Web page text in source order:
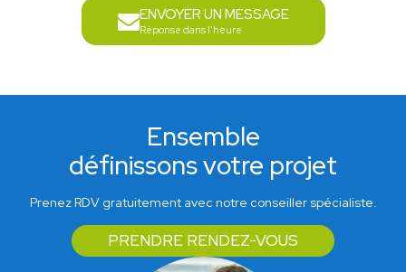
ENVOYER UN MESSAGE
Réponse dans l'heure
Ensemble
définissons votre projet
Prenez RDV gratuitement avec notre conseiller spécialiste.
PRENDRE RENDEZ-VOUS